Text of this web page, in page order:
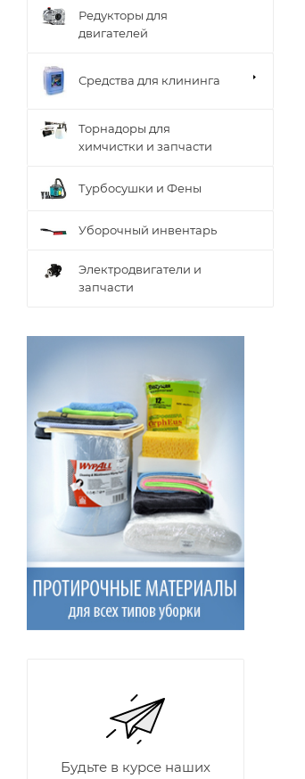
Редукторы для
двигателей
Средства для клининга
Торнадоры для
химчистки и запчасти
Турбосушки и Фены
Уборочный инвентарь
Электродвигатели и
запчасти
Будьте в курсе наших